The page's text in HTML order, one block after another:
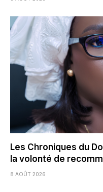
Les Chroniques du
la volonté de
8 AOÛT 2026